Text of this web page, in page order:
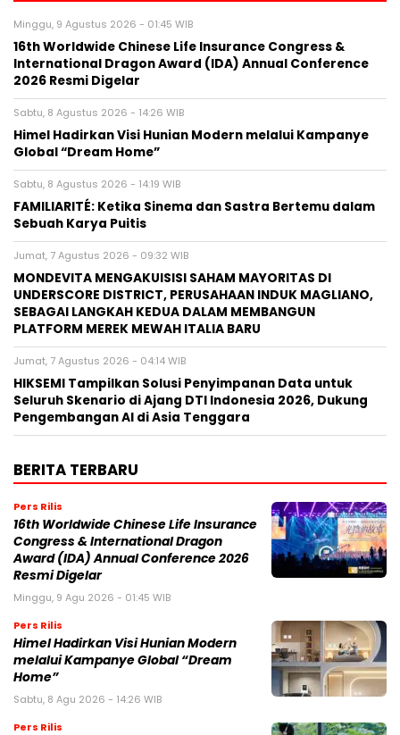
Minggu, 9 Agustus 2026 - 01:45 WIB
16th Worldwide Chinese Life Insurance Congress &
International Dragon Award (IDA) Annual Conference
2026 Resmi Digelar
Sabtu, 8 Agustus 2026 - 14:26 WIB
Himel Hadirkan Visi Hunian Modern melalui Kampanye
Global “Dream Home”
Sabtu, 8 Agustus 2026 - 14:19 WIB
FAMILIARITÉ: Ketika Sinema dan Sastra Bertemu dalam
Sebuah Karya Puitis
Jumat, 7 Agustus 2026 - 09:32 WIB
MONDEVITA MENGAKUISISI SAHAM MAYORITAS DI
UNDERSCORE DISTRICT, PERUSAHAAN INDUK MAGLIANO,
SEBAGAI LANGKAH KEDUA DALAM MEMBANGUN
PLATFORM MEREK MEWAH ITALIA BARU
Jumat, 7 Agustus 2026 - 04:14 WIB
HIKSEMI Tampilkan Solusi Penyimpanan Data untuk
Seluruh Skenario di Ajang DTI Indonesia 2026, Dukung
Pengembangan AI di Asia Tenggara
BERITA TERBARU
Pers Rilis
16th Worldwide Chinese Life Insurance
Congress & International Dragon
Award (IDA) Annual Conference 2026
Resmi Digelar
Minggu, 9 Agu 2026 - 01:45 WIB
Pers Rilis
Himel Hadirkan Visi Hunian Modern
melalui Kampanye Global “Dream
Home”
Sabtu, 8 Agu 2026 - 14:26 WIB
Pers Rilis